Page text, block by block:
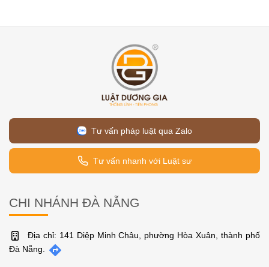
Tư vấn pháp luật qua Zalo
Tư vấn nhanh với Luật sư
CHI NHÁNH ĐÀ NẴNG
Địa chỉ: 141 Diệp Minh Châu, phường Hòa Xuân, thành phố
Đà Nẵng.